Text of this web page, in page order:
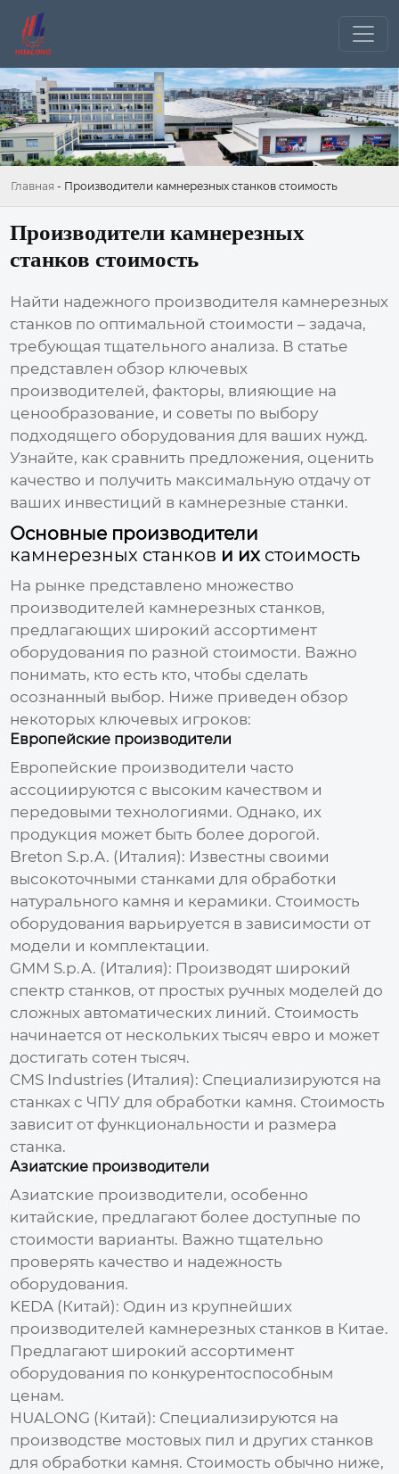
Главная - Производители камнерезных станков стоимость
Производители камнерезных
станков стоимость
Найти надежного производителя камнерезных
станков по оптимальной стоимости – задача,
требующая тщательного анализа. В статье
представлен обзор ключевых
производителей, факторы, влияющие на
ценообразование, и советы по выбору
подходящего оборудования для ваших нужд.
Узнайте, как сравнить предложения, оценить
качество и получить максимальную отдачу от
ваших инвестиций в камнерезные станки.
Основные производители
камнерезных станков и их стоимость
На рынке представлено множество
производителей камнерезных станков,
предлагающих широкий ассортимент
оборудования по разной стоимости. Важно
понимать, кто есть кто, чтобы сделать
осознанный выбор. Ниже приведен обзор
некоторых ключевых игроков:
Европейские производители
Европейские производители часто
ассоциируются с высоким качеством и
передовыми технологиями. Однако, их
продукция может быть более дорогой.
Breton S.p.A. (Италия): Известны своими
высокоточными станками для обработки
натурального камня и керамики. Стоимость
оборудования варьируется в зависимости от
модели и комплектации.
GMM S.p.A. (Италия): Производят широкий
спектр станков, от простых ручных моделей до
сложных автоматических линий. Стоимость
начинается от нескольких тысяч евро и может
достигать сотен тысяч.
CMS Industries (Италия): Специализируются на
станках с ЧПУ для обработки камня. Стоимость
зависит от функциональности и размера
станка.
Азиатские производители
Азиатские производители, особенно
китайские, предлагают более доступные по
стоимости варианты. Важно тщательно
проверять качество и надежность
оборудования.
KEDA (Китай): Один из крупнейших
производителей камнерезных станков в Китае.
Предлагают широкий ассортимент
оборудования по конкурентоспособным
ценам.
HUALONG (Китай): Специализируются на
производстве мостовых пил и других станков
для обработки камня. Стоимость обычно ниже,